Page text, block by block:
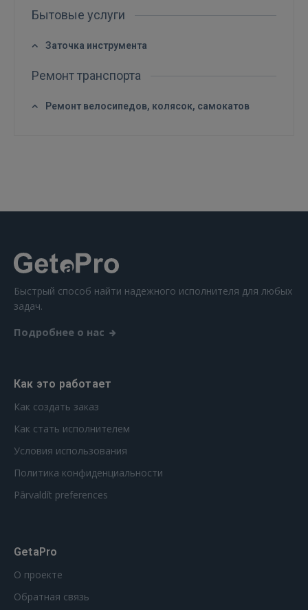
Бытовые услуги
Заточка инструмента
Ремонт транспорта
Ремонт велосипедов, колясок, самокатов
Быстрый способ найти надежного исполнителя для любых
задач.
Подробнее о нас
Как это работает
Как создать заказ
Как стать исполнителем
Условия использования
Политика конфиденциальности
Pārvaldīt preferences
GetaPro
О проекте
Обратная связь